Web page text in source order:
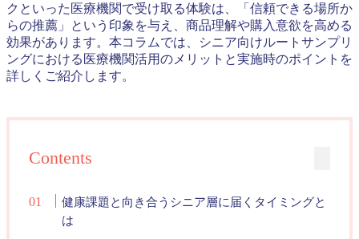
クといった医療機関で受け取る体験は、「信頼できる場所か
らの推薦」という印象を与え、商品理解や購入意欲を高める
効果があります。本コラムでは、シニア向けルートサンプリ
ングにおける医療機関活用のメリットと実施時のポイントを
詳しくご紹介します。
Contents
健康課題と向き合うシニア層に届くタイミングと
は